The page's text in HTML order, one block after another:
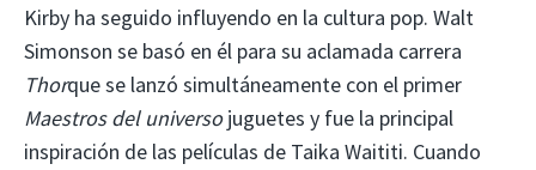
Kirby ha seguido influyendo en la cultura pop. Walt
Simonson se basó en él para su aclamada carrera
Thorque se lanzó simultáneamente con el primer
Maestros del universojuguetes y fue la principal
inspiración de las películas de Taika Waititi. Cuando